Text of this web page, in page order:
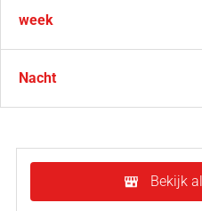
week
Nacht
Bekijk